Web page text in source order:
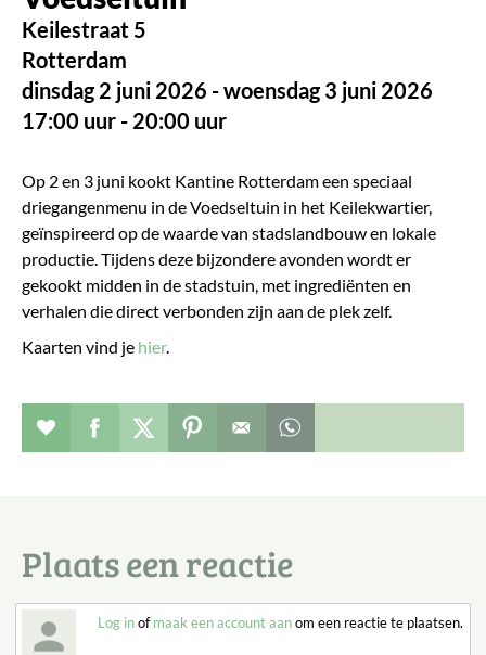
Keilestraat 5
Rotterdam
dinsdag 2 juni 2026 - woensdag 3 juni 2026
17:00 uur - 20:00 uur
Op 2 en 3 juni kookt Kantine Rotterdam een speciaal
driegangenmenu in de Voedseltuin in het Keilekwartier,
geïnspireerd op de waarde van stadslandbouw en lokale
productie. Tijdens deze bijzondere avonden wordt er
gekookt midden in de stadstuin, met ingrediënten en
verhalen die direct verbonden zijn aan de plek zelf.
Kaarten vind je hier.
Evenement toevoegen aan favorieten
Deel dit op facebook
Deel dit op twitter
Deel dit op pinterest
Plaats een reactie
Log inofmaak een account aanom een reactie te plaatsen.